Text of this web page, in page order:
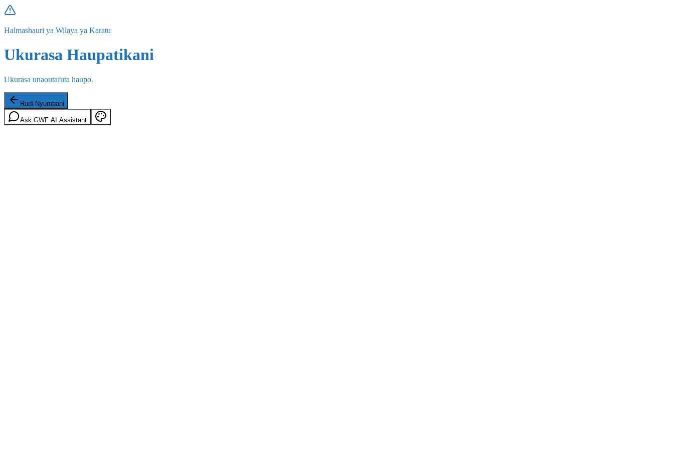
Halmashauri ya Wilaya ya Karatu
Ukurasa Haupatikani
Ukurasa unaoutafuta haupo.
Rudi Nyumbani
Ask GWF AI Assistant